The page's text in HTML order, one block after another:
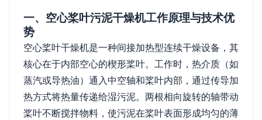
一、空心桨叶污泥干燥机工作原理与技术优
势
空心桨叶干燥机是一种间接加热型连续干燥设备，其
核心在于内部空心的楔形桨叶。工作时，热介质（如
蒸汽或导热油）通入中空轴和桨叶内部，通过传导加
热方式将热量传递给湿污泥。两根相向旋转的轴带动
桨叶不断搅拌物料，使污泥在桨叶表面形成均匀的薄